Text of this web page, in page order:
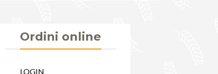
Ordini online
LOGIN